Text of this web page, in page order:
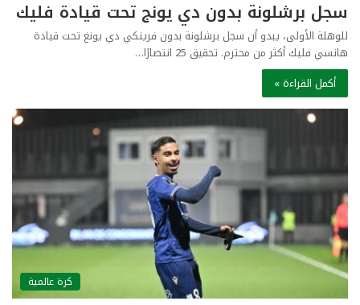
سجل برشلونة بدون دي يونج تحت قيادة فليك
للوهلة الأولى، يبدو أن سجل برشلونة بدون فرينكي دي يونغ تحت قيادة
هانسي فليك أكثر من محترم. تحقيق 25 انتصارًا…
أكمل القراءة »
كرة عالمية